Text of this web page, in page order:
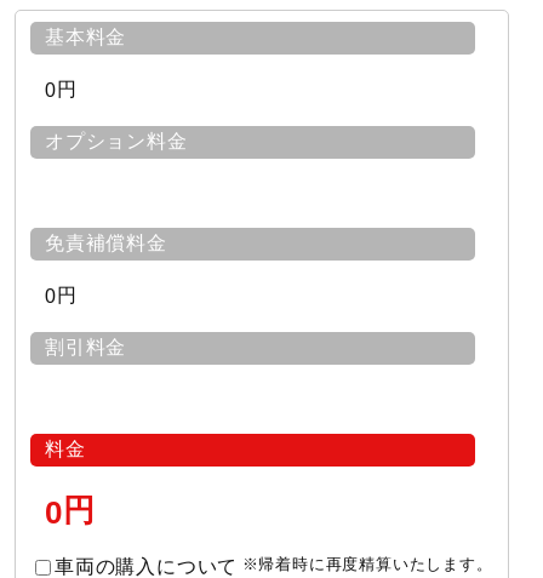
基本料金
0円
オプション料金
免責補償料金
0円
割引料金
料金
0 円
※帰着時に再度精算いたします。
車両の購入について